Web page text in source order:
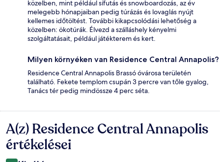
közelben, mint például sífutás és snowboardozás, az év
melegebb hónapjaiban pedig túrázás és lovaglás nyújt
kellemes időtöltést. További kikapcsolódási lehetőség a
közelben: ökotúrák. Élvezd a szálláshely kényelmi
szolgáltatásait, például játékterem és kert.
Milyen környéken van Residence Central Annapolis?
Residence Central Annapolis Brassó óvárosa területén
található. Fekete templom csupán 3 percre van tőle gyalog,
Tanács tér pedig mindössze 4 perc séta.
Értékelések
A(z) Residence Central Annapolis
értékelései